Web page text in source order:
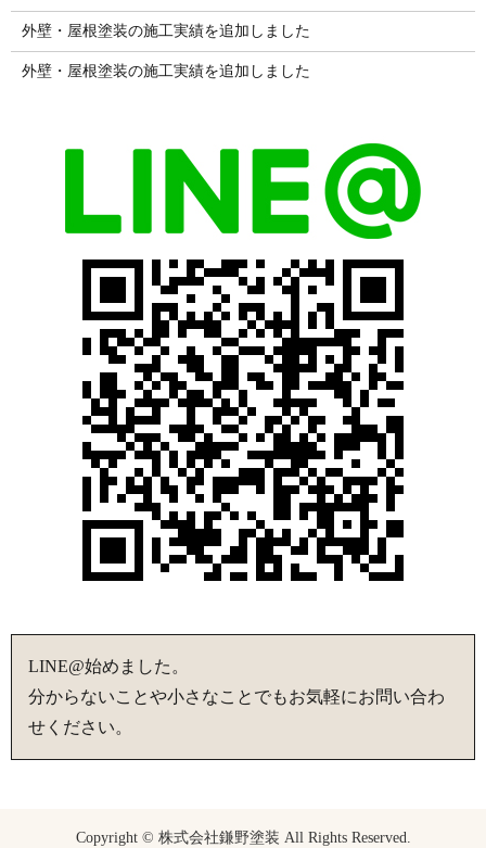
外壁・屋根塗装の施工実績を追加しました
外壁・屋根塗装の施工実績を追加しました
LINE@始めました。
分からないことや小さなことでもお気軽にお問い合わ
せください。
Copyright © 株式会社鎌野塗装 All Rights Reserved.